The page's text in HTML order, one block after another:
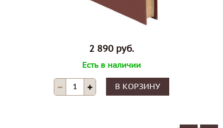
2 890 руб.
Есть в наличии
В КОРЗИНУ